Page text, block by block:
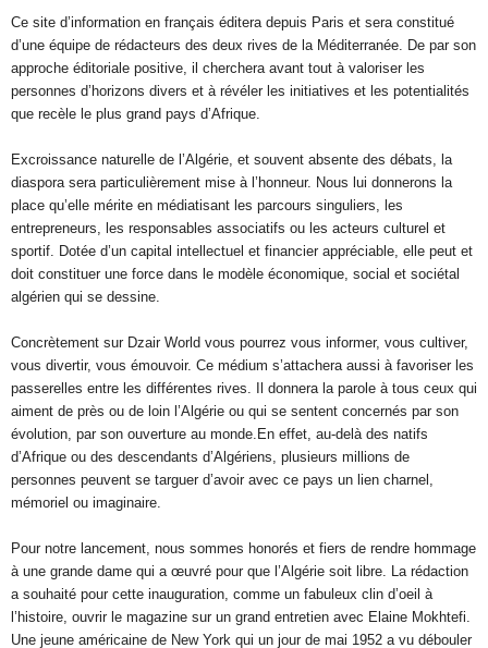
Ce site d’information en français éditera depuis Paris et sera constitué
d’une équipe de rédacteurs des deux rives de la Méditerranée. De par son
approche éditoriale positive, il cherchera avant tout à valoriser les
personnes d’horizons divers et à révéler les initiatives et les potentialités
que recèle le plus grand pays d’Afrique.
Excroissance naturelle de l’Algérie, et souvent absente des débats, la
diaspora sera particulièrement mise à l’honneur. Nous lui donnerons la
place qu’elle mérite en médiatisant les parcours singuliers, les
entrepreneurs, les responsables associatifs ou les acteurs culturel et
sportif. Dotée d’un capital intellectuel et financier appréciable, elle peut et
doit constituer une force dans le modèle économique, social et sociétal
algérien qui se dessine.
Concrètement sur Dzair World vous pourrez vous informer, vous cultiver,
vous divertir, vous émouvoir. Ce médium s’attachera aussi à favoriser les
passerelles entre les différentes rives. Il donnera la parole à tous ceux qui
aiment de près ou de loin l’Algérie ou qui se sentent concernés par son
évolution, par son ouverture au monde.En effet, au-delà des natifs
d’Afrique ou des descendants d’Algériens, plusieurs millions de
personnes peuvent se targuer d’avoir avec ce pays un lien charnel,
mémoriel ou imaginaire.
Pour notre lancement, nous sommes honorés et fiers de rendre hommage
à une grande dame qui a œuvré pour que l’Algérie soit libre. La rédaction
a souhaité pour cette inauguration, comme un fabuleux clin d’oeil à
l’histoire, ouvrir le magazine sur un grand entretien avec Elaine Mokhtefi.
Une jeune américaine de New York qui un jour de mai 1952 a vu débouler